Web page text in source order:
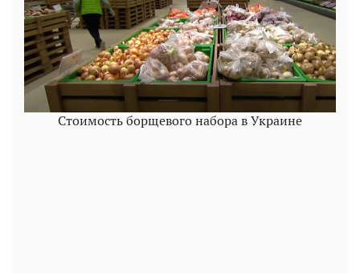
Стоимость борщевого набора в Украине